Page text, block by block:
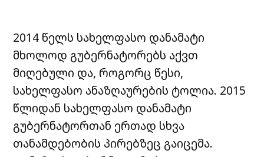
2014 წელს სახელფასო დანამატი
მხოლოდ გუბერნატორებს აქვთ
მიღებული და, როგორც წესი,
სახელფასო ანაზღაურების ტოლია. 2015
წლიდან სახელფასო დანამატი
გუბერნატორთან ერთად სხვა
თანამდებობის პირებზეც გაიცემა.